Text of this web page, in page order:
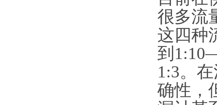
很多流
这四种
到
1:3。
确性，